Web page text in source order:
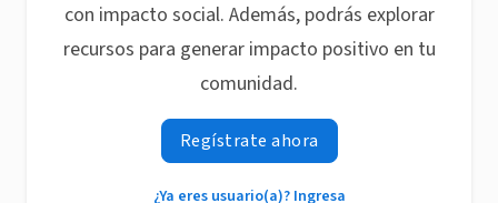
con impacto social. Además, podrás explorar
recursos para generar impacto positivo en tu
comunidad.
Regístrate ahora
¿Ya eres usuario(a)? Ingresa